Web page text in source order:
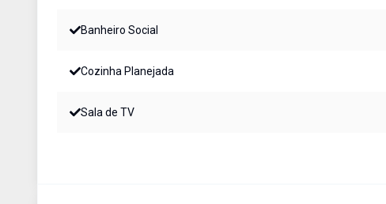
Banheiro Social
Cozinha Planejada
Sala de TV